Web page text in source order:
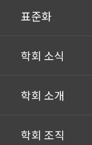
표준화
학회 소식
학회 소개
학회 조직